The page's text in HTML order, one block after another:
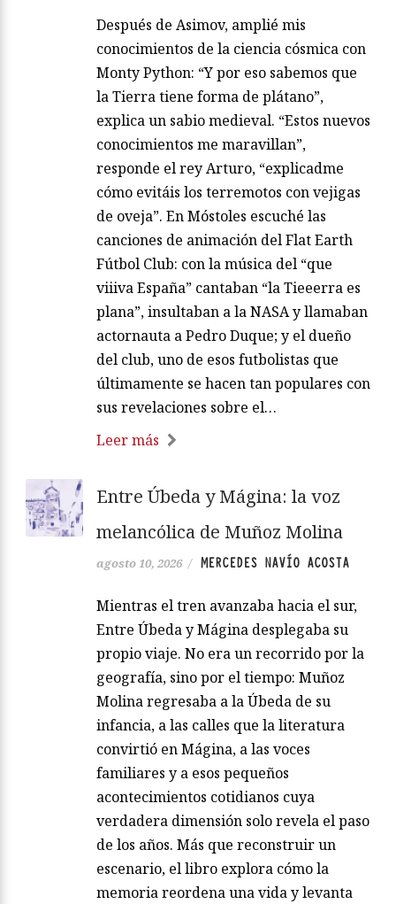
Después de Asimov, amplié mis
conocimientos de la ciencia cósmica con
Monty Python: “Y por eso sabemos que
la Tierra tiene forma de plátano”,
explica un sabio medieval. “Estos nuevos
conocimientos me maravillan”,
responde el rey Arturo, “explicadme
cómo evitáis los terremotos con vejigas
de oveja”. En Móstoles escuché las
canciones de animación del Flat Earth
Fútbol Club: con la música del “que
viiiva España” cantaban “la Tieeerra es
plana”, insultaban a la NASA y llamaban
actornauta a Pedro Duque; y el dueño
del club, uno de esos futbolistas que
últimamente se hacen tan populares con
sus revelaciones sobre el…
Leer más
Entre Úbeda y Mágina: la voz
melancólica de Muñoz Molina
agosto 10, 2026 / MERCEDES NAVÍO ACOSTA
Mientras el tren avanzaba hacia el sur,
Entre Úbeda y Mágina desplegaba su
propio viaje. No era un recorrido por la
geografía, sino por el tiempo: Muñoz
Molina regresaba a la Úbeda de su
infancia, a las calles que la literatura
convirtió en Mágina, a las voces
familiares y a esos pequeños
acontecimientos cotidianos cuya
verdadera dimensión solo revela el paso
de los años. Más que reconstruir un
escenario, el libro explora cómo la
memoria reordena una vida y levanta